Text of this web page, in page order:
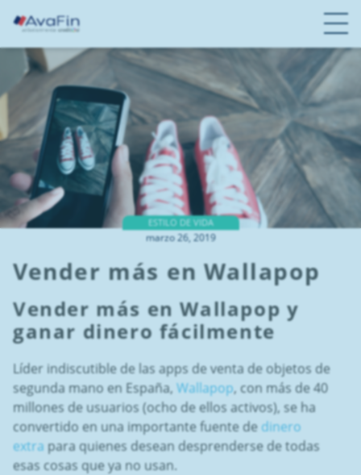
l
c
o
t
e
ESTILO DE VIDA
marzo 26, 2019
Vender más en Wallapop
Vender más en Wallapop y
ganar dinero fácilmente
Líder indiscutible de las apps de venta de objetos de
segunda mano en España, Wallapop, con más de 40
millones de usuarios (ocho de ellos activos), se ha
convertido en una importante fuente dedinero
extrapara quienes desean desprenderse de todas
esas cosas que ya no usan.